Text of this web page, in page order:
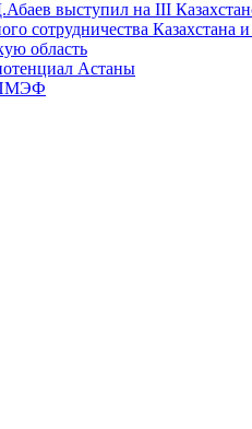
выступил на III
сотрудничества Казахстана
область
Астаны
ПМЭФ